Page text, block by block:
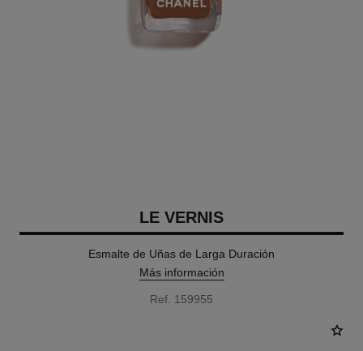
LE VERNIS
Esmalte de Uñas de Larga Duración
Más información
Ref. 159955